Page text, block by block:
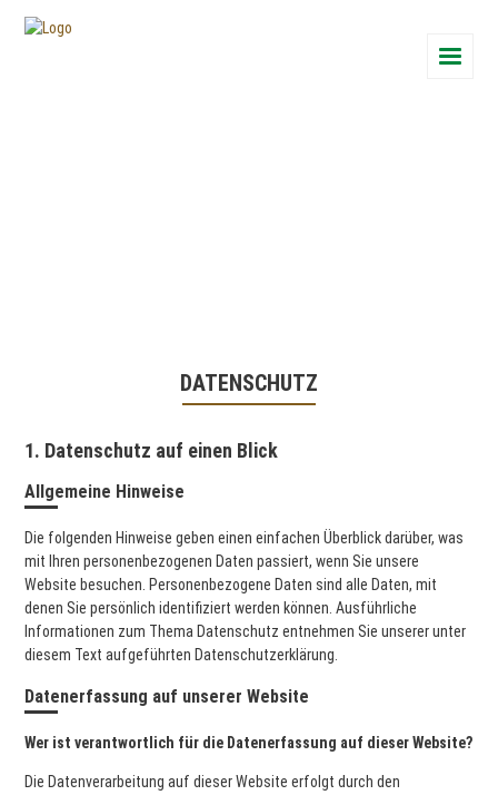
DATENSCHUTZ
1. Datenschutz auf einen Blick
Allgemeine Hinweise
Die folgenden Hinweise geben einen einfachen Überblick darüber, was
mit Ihren personenbezogenen Daten passiert, wenn Sie unsere
Website besuchen. Personenbezogene Daten sind alle Daten, mit
denen Sie persönlich identifiziert werden können. Ausführliche
Informationen zum Thema Datenschutz entnehmen Sie unserer unter
diesem Text aufgeführten Datenschutzerklärung.
Datenerfassung auf unserer Website
Wer ist verantwortlich für die Datenerfassung auf dieser Website?
Die Datenverarbeitung auf dieser Website erfolgt durch den